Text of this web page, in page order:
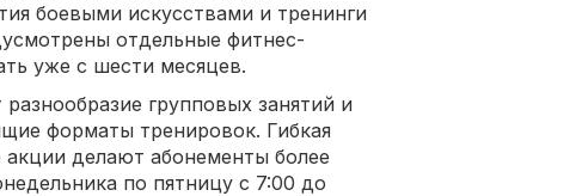
боевыми искусствами и тренинги
отдельные фитнес-
уже с шести месяцев.
групповых занятий и
форматы тренировок. Гибкая
делают абонементы более
по пятницу с 7:00 до